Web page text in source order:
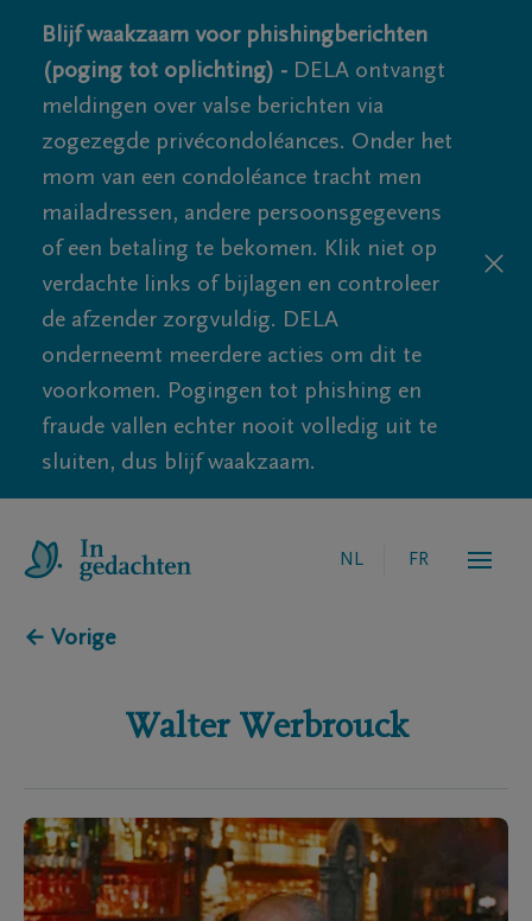
Blijf waakzaam voor phishingberichten
(poging tot oplichting) - DELA ontvangt
meldingen over valse berichten via
zogezegde privécondoléances. Onder het
mom van een condoléance tracht men
mailadressen, andere persoonsgegevens
of een betaling te bekomen. Klik niet op
verdachte links of bijlagen en controleer
de afzender zorgvuldig. DELA
onderneemt meerdere acties om dit te
voorkomen. Pogingen tot phishing en
fraude vallen echter nooit volledig uit te
sluiten, dus blijf waakzaam.
NL FR
← Vorige
Walter Werbrouck